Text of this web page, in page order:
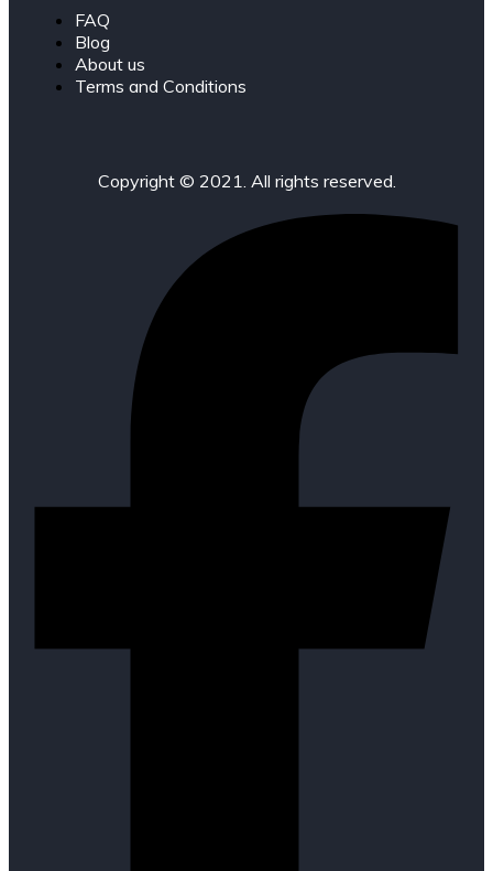
FAQ
Blog
About us
Terms and Conditions
Copyright © 2021. All rights reserved.